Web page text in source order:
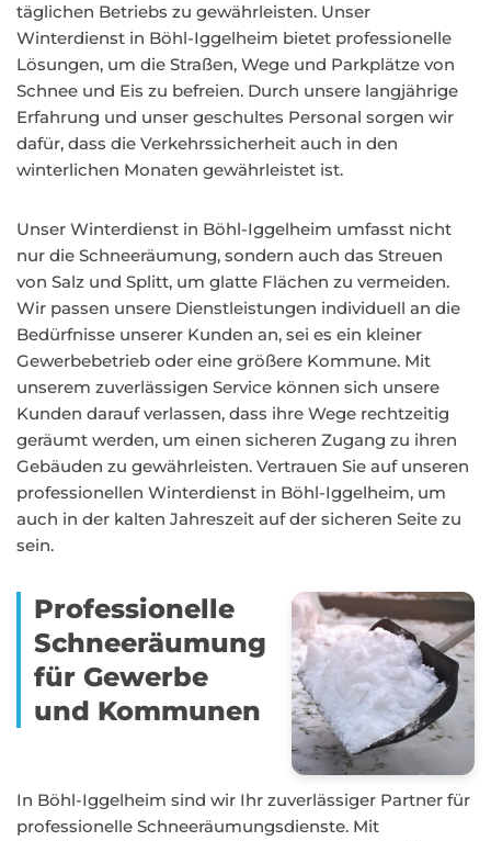
täglichen Betriebs zu gewährleisten. Unser
Winterdienst in Böhl-Iggelheim bietet professionelle
Lösungen, um die Straßen, Wege und Parkplätze von
Schnee und Eis zu befreien. Durch unsere langjährige
Erfahrung und unser geschultes Personal sorgen wir
dafür, dass die Verkehrssicherheit auch in den
winterlichen Monaten gewährleistet ist.
Unser Winterdienst in Böhl-Iggelheim umfasst nicht
nur die Schneeräumung, sondern auch das Streuen
von Salz und Splitt, um glatte Flächen zu vermeiden.
Wir passen unsere Dienstleistungen individuell an die
Bedürfnisse unserer Kunden an, sei es ein kleiner
Gewerbebetrieb oder eine größere Kommune. Mit
unserem zuverlässigen Service können sich unsere
Kunden darauf verlassen, dass ihre Wege rechtzeitig
geräumt werden, um einen sicheren Zugang zu ihren
Gebäuden zu gewährleisten. Vertrauen Sie auf unseren
professionellen Winterdienst in Böhl-Iggelheim, um
auch in der kalten Jahreszeit auf der sicheren Seite zu
sein.
Professionelle
Schneeräumung
für Gewerbe
und Kommunen
In Böhl-Iggelheim sind wir Ihr zuverlässiger Partner für
professionelle Schneeräumungsdienste. Mit